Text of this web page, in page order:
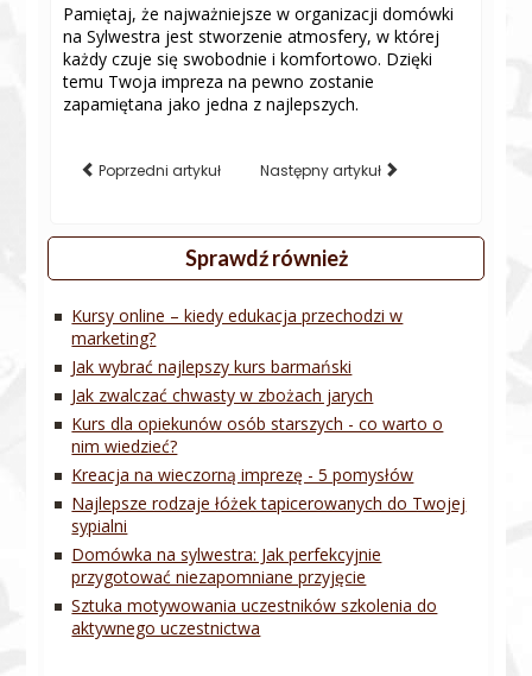
Pamiętaj, że najważniejsze w organizacji domówki
na Sylwestra jest stworzenie atmosfery, w której
każdy czuje się swobodnie i komfortowo. Dzięki
temu Twoja impreza na pewno zostanie
zapamiętana jako jedna z najlepszych.
Poprzedni artykuł Następny artykuł
Sprawdź również
Kursy online – kiedy edukacja przechodzi w
marketing?
Jak wybrać najlepszy kurs barmański
Jak zwalczać chwasty w zbożach jarych
Kurs dla opiekunów osób starszych - co warto o
nim wiedzieć?
Kreacja na wieczorną imprezę - 5 pomysłów
Najlepsze rodzaje łóżek tapicerowanych do Twojej
sypialni
Domówka na sylwestra: Jak perfekcyjnie
przygotować niezapomniane przyjęcie
Sztuka motywowania uczestników szkolenia do
aktywnego uczestnictwa